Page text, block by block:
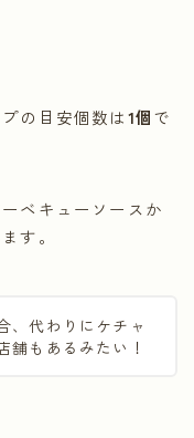
の目安個数は1個で
ベキューソースか
す。
、代わりにケチャ
舗もあるみたい！